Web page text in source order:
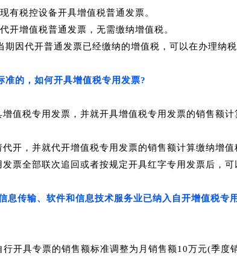
有税控设备开具增值税普通发票。
开增值税普通发票，无需缴纳增值税。
因代开普通发票已经缴纳的增值税，可以在办理纳
的，如何开具增值税专用发票?
值税专用发票，并就开具增值税专用发票的销售额计
开，并就代开增值税专用发票的销售额计算缴纳增值
票全部联次追回或者按规定开具红字专用发票后，可
传输、软件和信息技术服务业已纳入自开增值税
开具专票的销售额标准调整为月销售额10万元(季度